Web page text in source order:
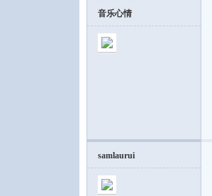
音乐心情
samlaurui